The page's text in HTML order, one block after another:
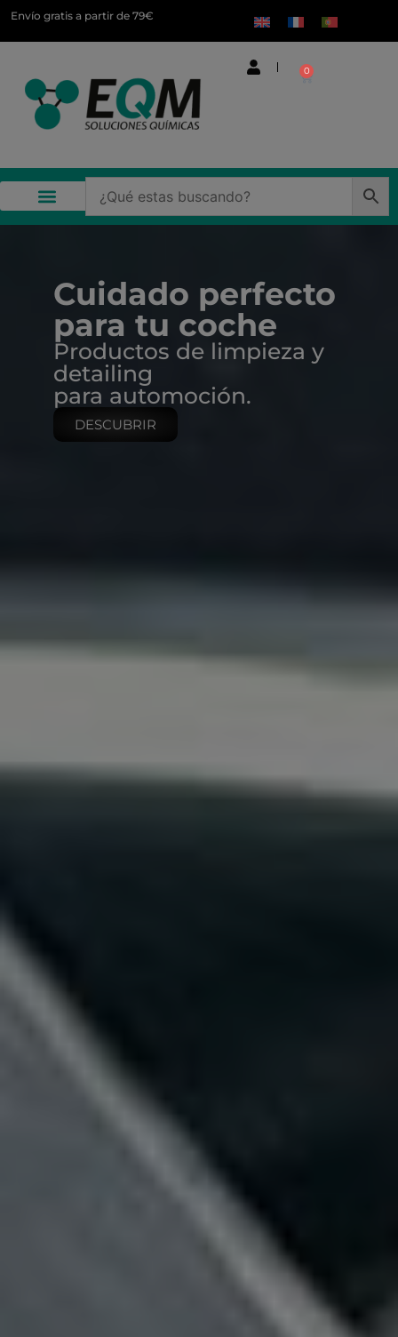
Envío gratis a partir de 79€
0
Cuidado perfecto
para tu coche
Productos de limpieza y
detailing
para automoción.
DESCUBRIR